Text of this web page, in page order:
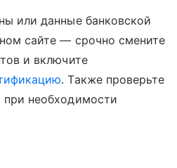
или данные банковской
сайте — срочно смените
и включите
. Также проверьте
при необходимости